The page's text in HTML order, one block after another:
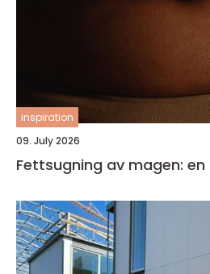
inspiration
09. July 2026
Fettsugning av magen: